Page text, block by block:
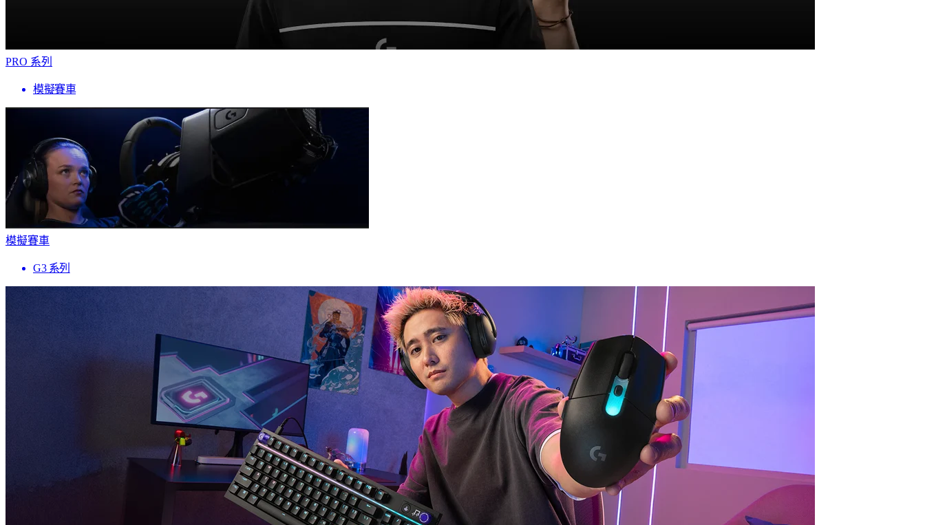
PRO 系列
模擬賽車
模擬賽車
G3 系列